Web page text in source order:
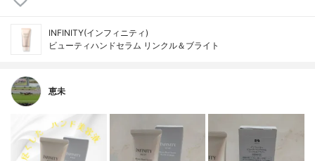
INFINITY(インフィニティ)
ビューティハンドセラム リンクル＆ブライト
恵未